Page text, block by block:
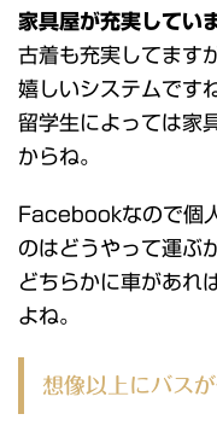
家具屋が充実してい
古着も充実してます
嬉しいシステムです
留学生によっては家
からね。
Facebookなので個
のはどうやって運ぶ
どちらかに車があれ
よね。
想像以上にバス